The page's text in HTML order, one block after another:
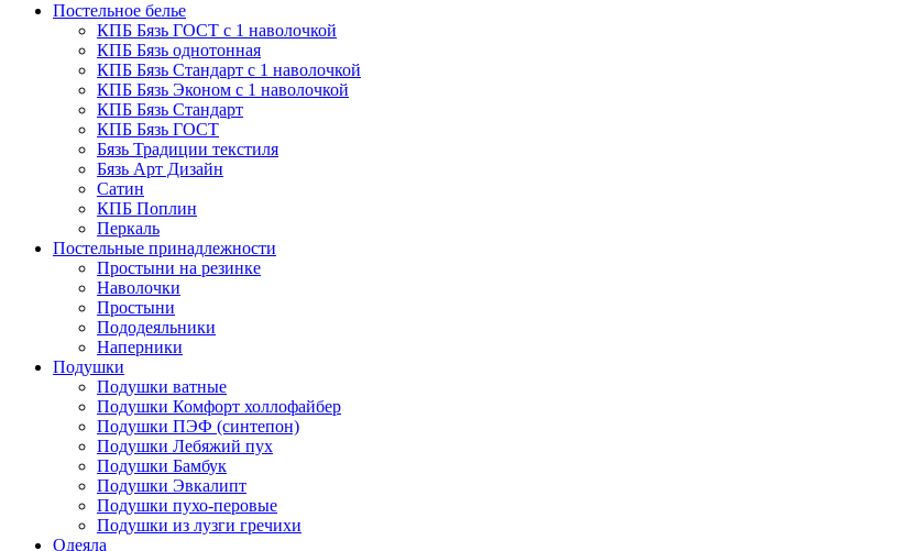
Постельное белье
КПБ Бязь ГОСТ c 1 наволочкой
КПБ Бязь однотонная
КПБ Бязь Стандарт c 1 наволочкой
КПБ Бязь Эконом с 1 наволочкой
КПБ Бязь Стандарт
КПБ Бязь ГОСТ
Бязь Традиции текстиля
Бязь Арт Дизайн
Сатин
КПБ Поплин
Перкаль
Постельные принадлежности
Простыни на резинке
Наволочки
Простыни
Пододеяльники
Наперники
Подушки
Подушки ватные
Подушки Комфорт холлофайбер
Подушки ПЭФ (синтепон)
Подушки Лебяжий пух
Подушки Бамбук
Подушки Эвкалипт
Подушки пухо-перовые
Подушки из лузги гречихи
Одеяла